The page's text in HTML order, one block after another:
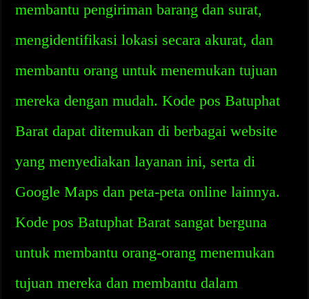
membantu pengiriman barang dan surat,
mengidentifikasi lokasi secara akurat, dan
membantu orang untuk menemukan tujuan
mereka dengan mudah. Kode pos Batuphat
Barat dapat ditemukan di berbagai website
yang menyediakan layanan ini, serta di
Google Maps dan peta-peta online lainnya.
Kode pos Batuphat Barat sangat berguna
untuk membantu orang-orang menemukan
tujuan mereka dan membantu dalam